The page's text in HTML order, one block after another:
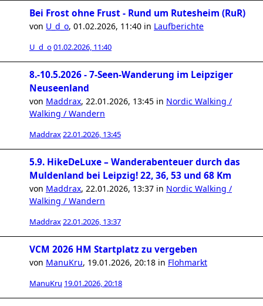
Bei Frost ohne Frust - Rund um Rutesheim (RuR)
von U_d_o, 01.02.2026, 11:40 in Laufberichte
U_d_o01.02.2026, 11:40
8.-10.5.2026 - 7-Seen-Wanderung im Leipziger
Neuseenland
von Maddrax, 22.01.2026, 13:45 in Nordic Walking /
Walking / Wandern
Maddrax22.01.2026, 13:45
5.9. HikeDeLuxe – Wanderabenteuer durch das
Muldenland bei Leipzig! 22, 36, 53 und 68 Km
von Maddrax, 22.01.2026, 13:37 in Nordic Walking /
Walking / Wandern
Maddrax22.01.2026, 13:37
VCM 2026 HM Startplatz zu vergeben
von ManuKru, 19.01.2026, 20:18 in Flohmarkt
ManuKru 19.01.2026, 20:18